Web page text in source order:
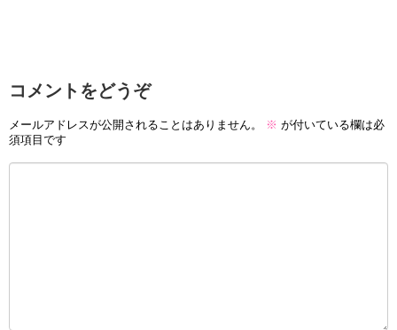
コメントをどうぞ
メールアドレスが公開されることはありません。 ※ が付いている欄は必
須項目です